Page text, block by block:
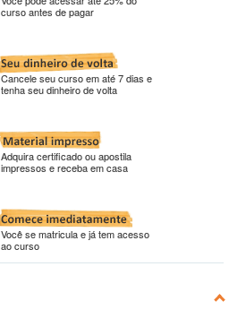
curso antes de pagar
Cancele seu curso em até 7 dias e
tenha seu dinheiro de volta
Adquira certificado ou apostila
impressos e receba em casa
Você se matricula e já tem acesso
ao curso